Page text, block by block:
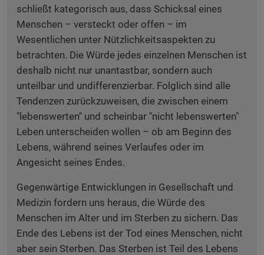
schließt kategorisch aus, dass Schicksal eines
Menschen – versteckt oder offen – im
Wesentlichen unter Nützlichkeitsaspekten zu
betrachten. Die Würde jedes einzelnen Menschen ist
deshalb nicht nur unantastbar, sondern auch
unteilbar und undifferenzierbar. Folglich sind alle
Tendenzen zurückzuweisen, die zwischen einem
"lebenswerten" und scheinbar "nicht lebenswerten"
Leben unterscheiden wollen – ob am Beginn des
Lebens, während seines Verlaufes oder im
Angesicht seines Endes.
Gegenwärtige Entwicklungen in Gesellschaft und
Medizin fordern uns heraus, die Würde des
Menschen im Alter und im Sterben zu sichern. Das
Ende des Lebens ist der Tod eines Menschen, nicht
aber sein Sterben. Das Sterben ist Teil des Lebens